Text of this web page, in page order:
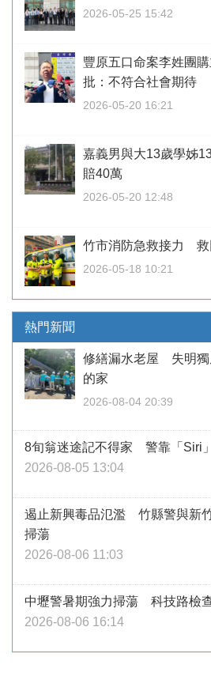
2026-05-25 15:42
豐原五口命案李姓團
批：不符合社會期待
2026-05-20 16:21
嘉義男與大13歲學姊
賠40萬
2026-05-20 12:48
竹市消防急救接力 救
2026-05-18 10:21
熱門新聞
修繕漏水老屋 失明獨
的家
2026-08-04 20:39
8旬翁迷途記不得家 警靠「Siri
2026-08-05 13:04
遏止新興毒品氾濫 竹縣警與新
掃蕩
2026-08-06 11:03
中壢警暑期強力掃蕩 科技路檢
2026-08-06 16:14